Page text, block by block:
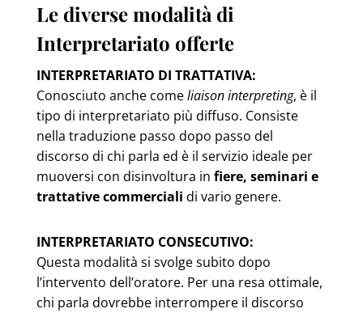
Le diverse modalità di
Interpretariato offerte
INTERPRETARIATO DI TRATTATIVA:
Conosciuto anche comeliaison interpreting, è il
tipo di interpretariato più diffuso. Consiste
nella traduzione passo dopo passo del
discorso di chi parla ed è il servizio ideale per
muoversi con disinvoltura in fiere, seminari e
trattative commerciali di vario genere.
INTERPRETARIATO CONSECUTIVO:
Questa modalità si svolge subito dopo
l’intervento dell’oratore. Per una resa ottimale,
chi parla dovrebbe interrompere il discorso